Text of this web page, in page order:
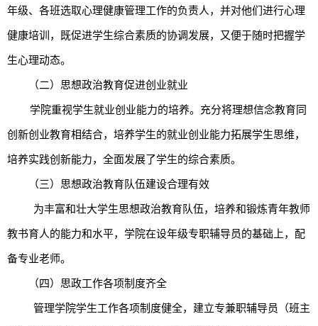
年级、各班选取心理健康管理工作的负责人，并对他们进行心理
健康培训，既促进学生综合素质的协调发展，又便于随时把握学
生心理动态。
（二）思想政治教育促进创业就业
学院重视学生就业创业能力的培养。充分将理想信念教育同
创新创业教育相结合，培养学生的就业创业能力拓展学生思维，
培养实践创新能力，全面发展了学生的综合素质。
（三）思想政治教育队伍建设合理有效
为丰富和壮大学生思想政治教育队伍，培养和锻炼青年教师
教书育人的能力和水平，学院在设年级专职辅导员的基础上，配
备专业老师。
（四）思政工作各项制度齐全
管理学院学生工作各项制度健全，建立专兼职辅导员（班主